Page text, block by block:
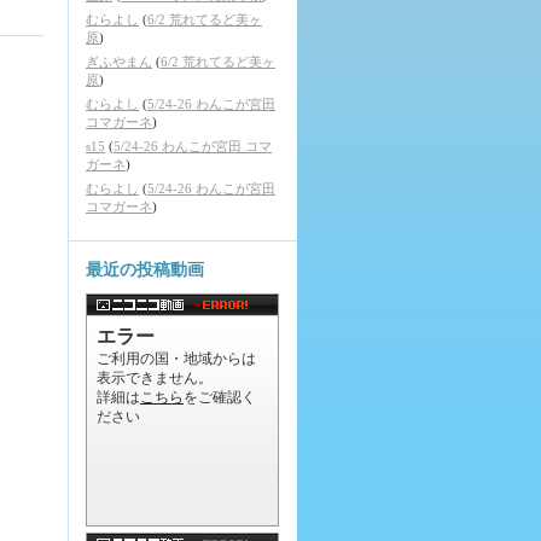
むらよし (6/2 荒れてるど美ヶ
原)
ぎふやまん (6/2 荒れてるど美ヶ
原)
むらよし (5/24-26 わんこが宮田
コマガーネ)
s15 (5/24-26 わんこが宮田 コマ
ガーネ)
むらよし (5/24-26 わんこが宮田
コマガーネ)
最近の投稿動画